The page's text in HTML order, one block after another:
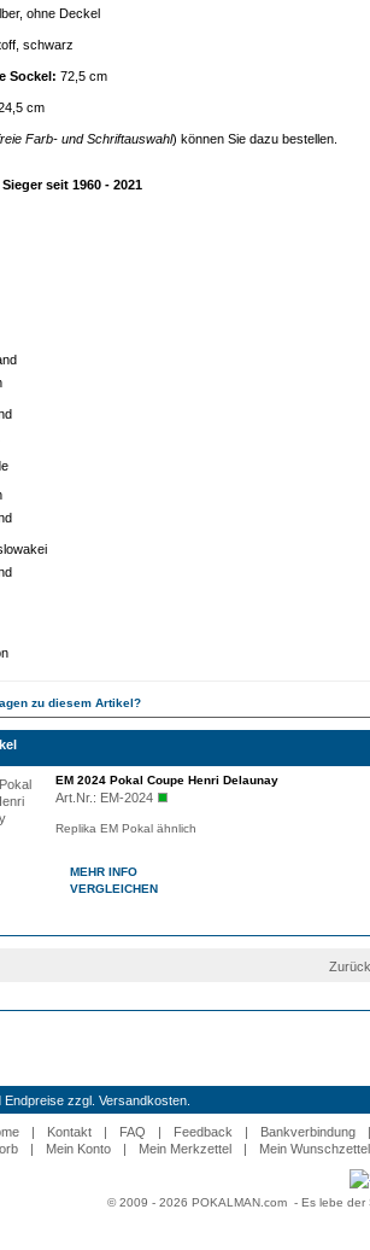
ohne Deckel
schwarz
Sockel: 72,5 cm
cm
Farb- und Schriftauswahl) können Sie dazu bestellen.
seit 1960 - 2021
zu diesem Artikel?
EM 2024 Pokal Coupe Henri Delaunay
Art.Nr.: EM-2024
Replika EM Pokal ähnlich
MEHR INFO
VERGLEICHEN
Endpreise zzgl. Versandkosten.
| Kontakt | FAQ | Feedback | Bankverbindung |
| Mein Konto | Mein Merkzettel | Mein Wunschzettel
© 2009 - 2026 POKALMAN.com - Es lebe der